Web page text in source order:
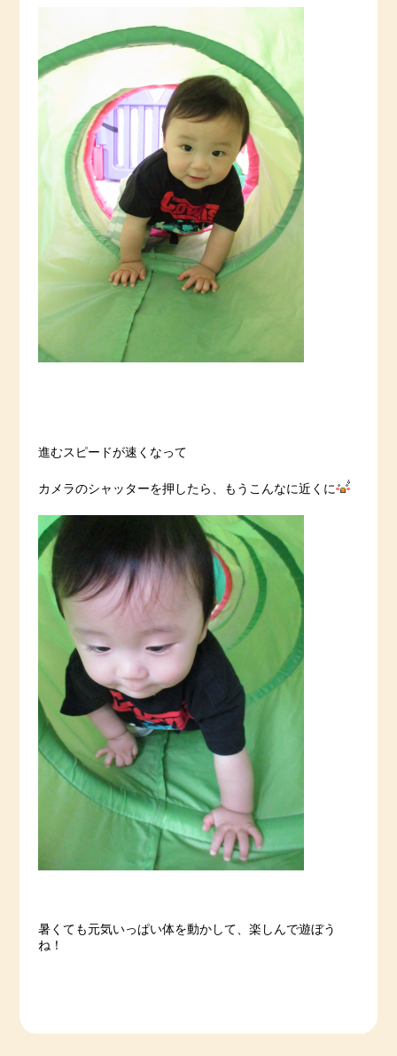
進むスピードが速くなって
カメラのシャッターを押したら、もうこんなに近くに
暑くても元気いっぱい体を動かして、楽しんで遊ぼう
ね！